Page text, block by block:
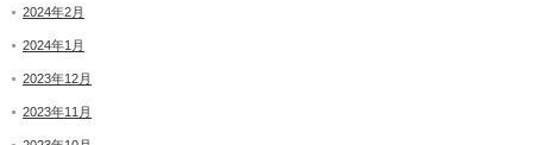
2024年2月
2024年1月
2023年12月
2023年11月